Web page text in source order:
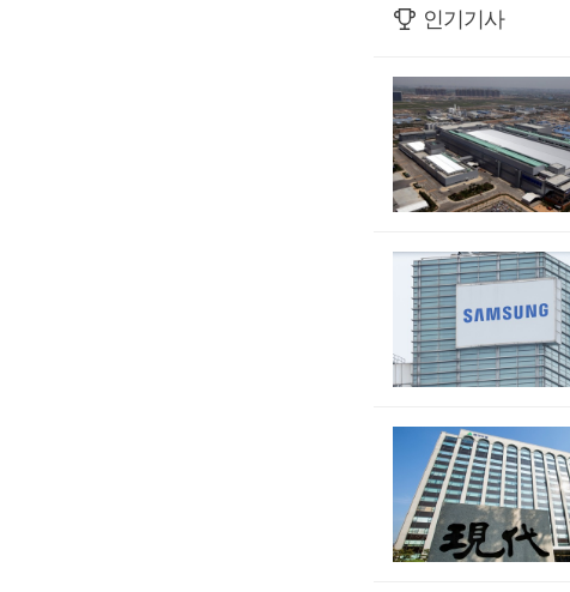
인기기사